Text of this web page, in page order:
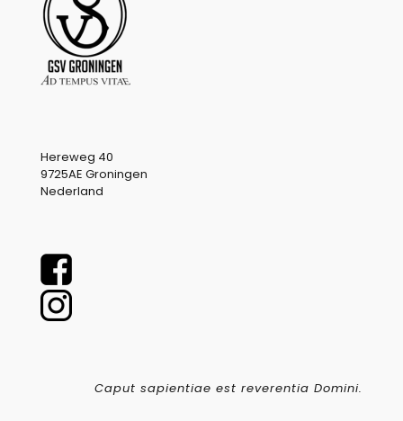
Hereweg 40
9725AE Groningen
Nederland
Caput sapientiae est reverentia Domini.